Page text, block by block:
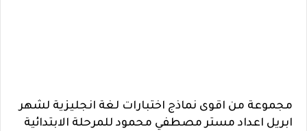
مجموعة من اقوى نماذج اختبارات لغة انجليزية لشهر
ابريل اعداد مستر مصطفي محمود للمرحلة الابتدائية